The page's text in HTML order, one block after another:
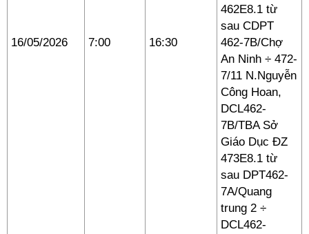
16/05/2026 7:00 16:30
462E8.1 từ
sau CDPT
462-7B/Chợ
An Ninh ÷ 472-
7/11 N.Nguyễn
Công Hoan,
DCL462-
7B/TBA Sở
Giáo Dục ĐZ
473E8.1 từ
sau DPT462-
7A/Quang
trung 2 ÷
DCL462-